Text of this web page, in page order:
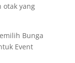
otak yang
Bunga
Event